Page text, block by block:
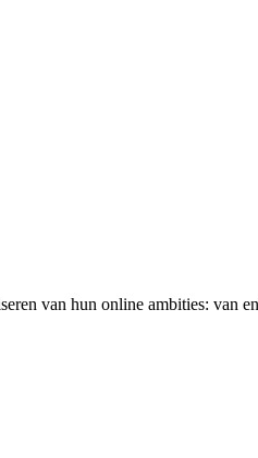
van hun online ambities: van